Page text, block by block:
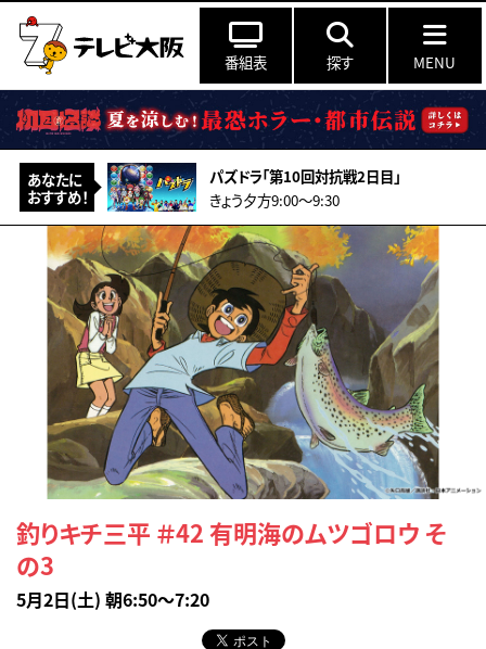
番組表 探す MENU
あなたに
おすすめ！
パズドラ「第10回対抗戦2日目」
きょう夕方9:00〜9:30
釣りキチ三平 ＃42 有明海のムツゴロウ そ
の3
5月2日(土) 朝6:50～7:20